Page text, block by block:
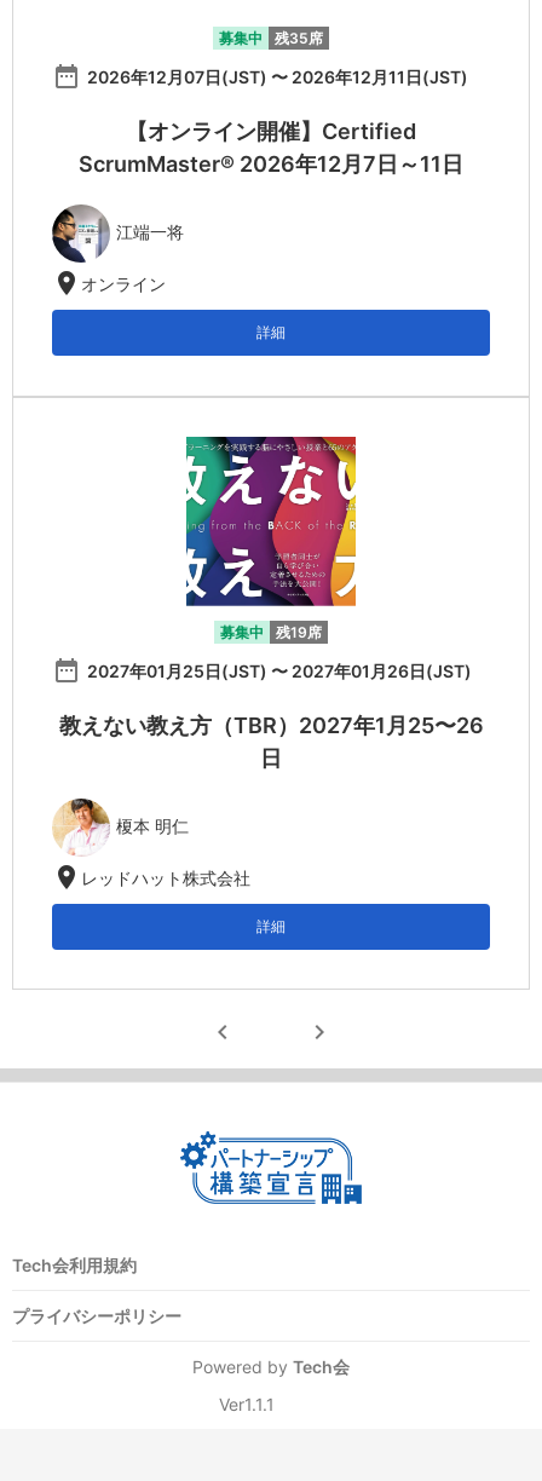
募集中 残35席
date_range 2026年12月07日(JST) 〜 2026年12月11日(JST)
【オンライン開催】Certified
ScrumMaster® 2026年12月7日～11日
江端一将
location_on オンライン
詳細
募集中 残19席
date_range 2027年01月25日(JST) 〜 2027年01月26日(JST)
教えない教え方（TBR）2027年1月25〜26
日
榎本 明仁
location_on レッドハット株式会社
詳細
chevron_left chevron_right
Tech会利用規約
プライバシーポリシー
Powered by Tech会
Ver1.1.1